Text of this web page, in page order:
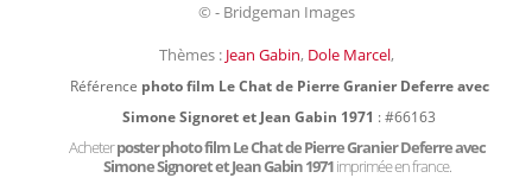
© - Bridgeman Images
Thèmes : Jean Gabin, Dole Marcel,
Référence photo film Le Chat de Pierre Granier Deferre avec
Simone Signoret et Jean Gabin 1971 : #66163
Acheterposter photo film Le Chat de Pierre Granier Deferre avec
Simone Signoret et Jean Gabin 1971imprimée en france.